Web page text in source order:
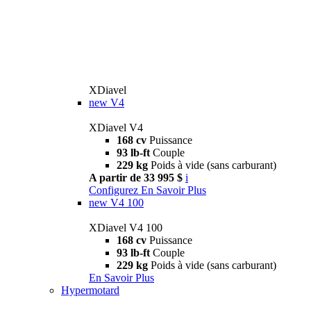
XDiavel
new V4
XDiavel V4
168 cv Puissance
93 lb-ft Couple
229 kg Poids à vide (sans carburant)
A partir de 33 995 $ i
Configurez En Savoir Plus
new V4 100
XDiavel V4 100
168 cv Puissance
93 lb-ft Couple
229 kg Poids à vide (sans carburant)
En Savoir Plus
Hypermotard